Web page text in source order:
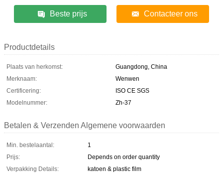
Beste prijs Contacteer ons
Productdetails
Plaats van herkomst:
Guangdong, China
Merknaam:
Wenwen
Certificering:
ISO CE SGS
Modelnummer:
Zh-37
Betalen & Verzenden Algemene voorwaarden
Min. bestelaantal:
1
Prijs:
Depends on order quantity
Verpakking Details:
katoen & plastic film